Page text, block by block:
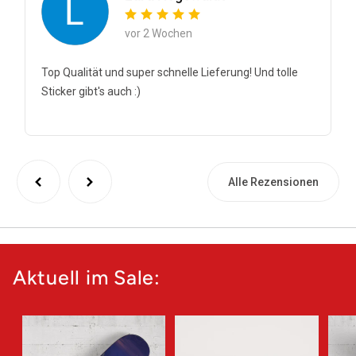
vor 2 Wochen
Top Qualität und super schnelle Lieferung! Und tolle
Sticker gibt's auch :)
Alle Rezensionen
Aktuell im Sale: